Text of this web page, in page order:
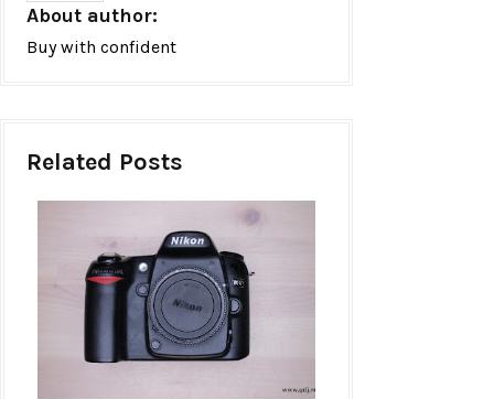
About author:
Buy with confident
Related Posts